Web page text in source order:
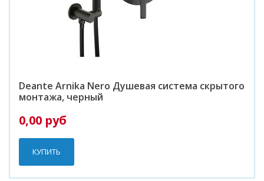
Deante Arnika Nero Душевая система скрытого
монтажа, черный
0,00 руб
КУПИТЬ